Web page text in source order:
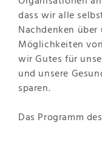
dass wir alle
Nachdenken
Möglichkeiten
wir Gutes für
und unsere
sparen.
Das Programm